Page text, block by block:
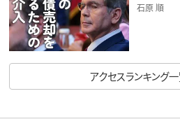
石原 順
アクセスランキング